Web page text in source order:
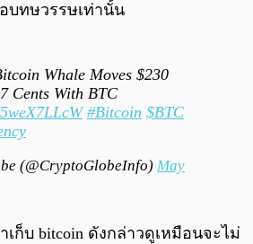
บทษวรรษเท่านั้น
Whale Moves $230
Cents With BTC
#Bitcoin $BTC
(@CryptoGlobeInfo) May
เก็บ bitcoin ดังกล่าวดูเหมือนจะไม่